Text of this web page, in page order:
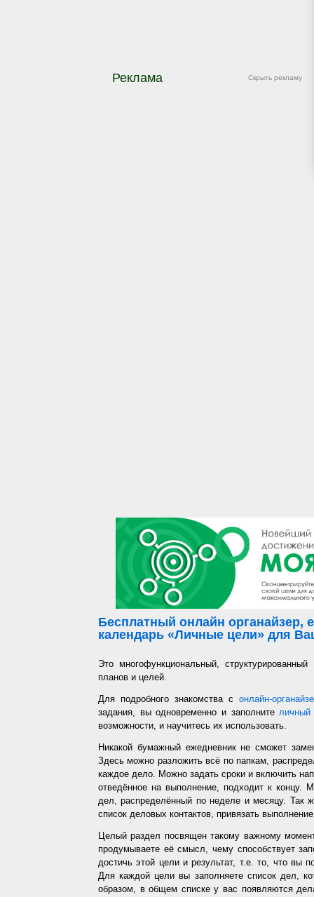
Скрыть рекламу
Реклама
Бесплатный онлайн органайзер,
календарь «Личные цели» для
Это многофункциональный,
планов и целей.
Для подробного знакомства с онлайн-
задания, вы одновременно и заполнителичный
возможности, и научитесь их использовать.
Никакой бумажный ежедневник не сможет
Здесь можно разложить всё по папкам,
каждое дело. Можно задать сроки и включить
отведённое на выполнение, подходит к концу.
дел, распределённый по неделе и месяцу. Так
список деловых контактов, привязать
Целый раздел посвящен такому важному
продумываете её смысл, чему способствует
достичь этой цели и результат, т.е. то, что вы
Для каждой цели вы заполняете список дел,
образом, в общем списке у вас появляются